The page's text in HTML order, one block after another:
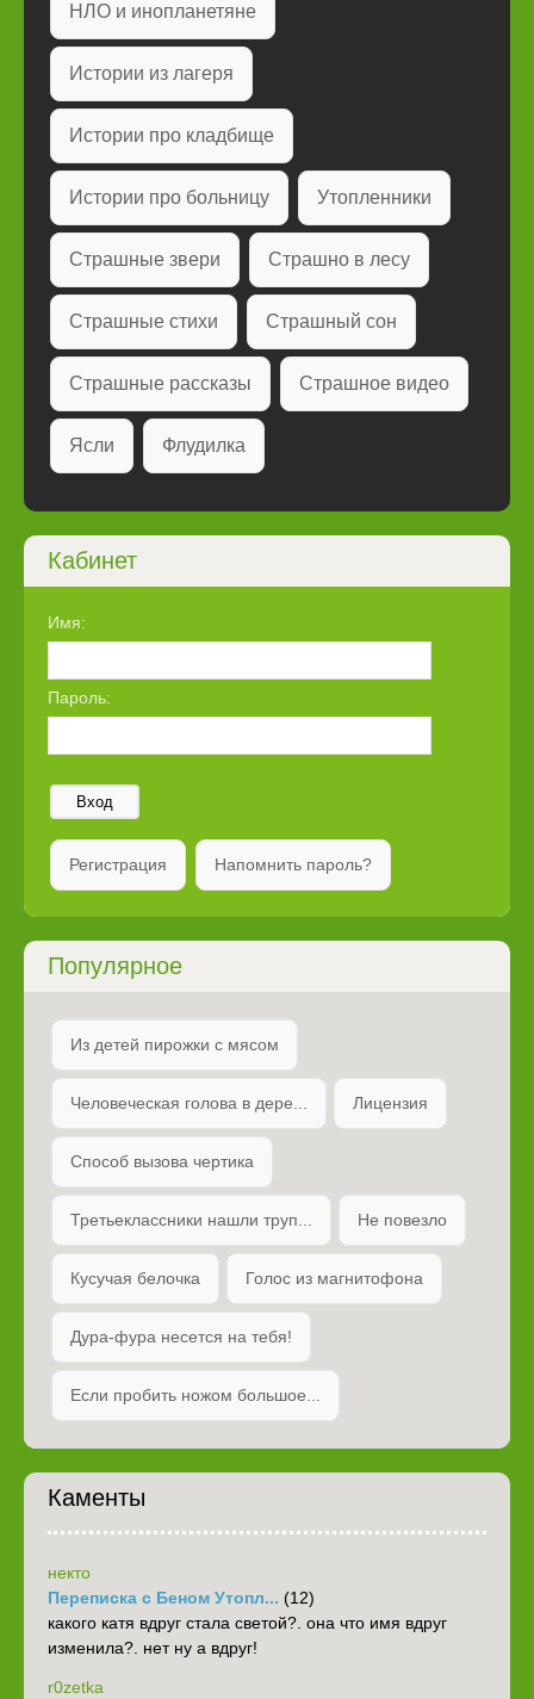
НЛО и инопланетяне
Истории из лагеря
Истории про кладбище
Истории про больницу Утопленники
Страшные звери Страшно в лесу
Страшные стихи Страшный сон
Страшные рассказы Страшное видео
Ясли Флудилка
Кабинет
Имя:
Пароль:
Вход
Регистрация Напомнить пароль?
Популярное
Из детей пирожки с мясом
Человеческая голова в дере... Лицензия
Способ вызова чертика
Третьеклассники нашли труп... Не повезло
Кусучая белочка Голос из магнитофона
Дура-фура несется на тебя!
Если пробить ножом большое...
Каменты
некто
Переписка с Беном Утопл... (12)
какого катя вдруг стала светой?. она что имя вдруг
изменила?. нет ну а вдруг!
r0zetka